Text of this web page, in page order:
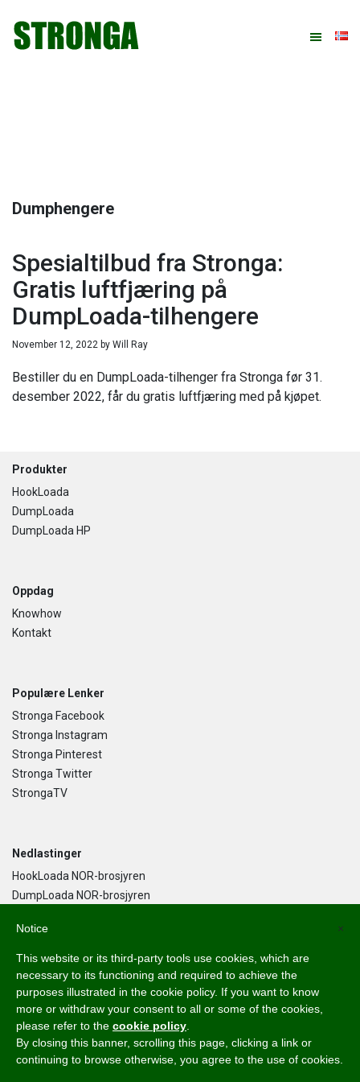
primær
hovedinnhold
primært
bunntekst
Dumphengere
Spesialtilbud fra Stronga:
Gratis luftfjæring på
DumpLoada-tilhengere
November 12, 2022 by Will Ray
Bestiller du en DumpLoada-tilhenger fra Stronga før 31.
desember 2022, får du gratis luftfjæring med på kjøpet.
Footer
Produkter
HookLoada
DumpLoada
DumpLoada HP
Oppdag
Knowhow
Kontakt
Populære Lenker
Stronga Facebook
Stronga Instagram
Stronga Pinterest
Stronga Twitter
StrongaTV
Nedlastinger
HookLoada NOR-brosjyren
DumpLoada NOR-brosjyren
Norsk Bokmål
English
Svenska
Dansk
Norsk Bokmål
×
Notice
This website or its third-party tools use cookies, which are
necessary to its functioning and required to achieve the
purposes illustrated in the cookie policy. If you want to know
more or withdraw your consent to all or some of the cookies,
please refer to the cookie policy
By closing this banner, scrolling this page, clicking a link or
continuing to browse otherwise, you agree to the use of cookies.